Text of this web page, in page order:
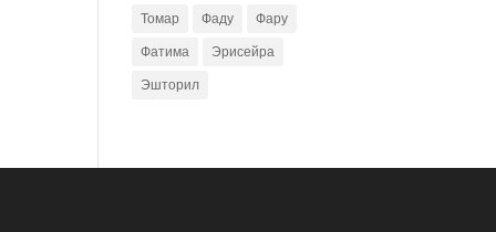
Томар
Фаду
Фару
Фатима
Эрисейра
Эшторил